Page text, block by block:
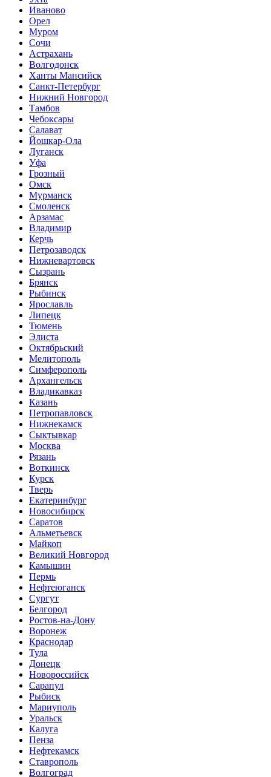
Иваново
Орел
Муром
Сочи
Астрахань
Волгодонск
Ханты Мансийск
Санкт-Петербург
Нижний Новгород
Тамбов
Чебоксары
Салават
Йошкар-Ола
Луганск
Уфа
Грозный
Омск
Мурманск
Смоленск
Арзамас
Владимир
Керчь
Петрозаводск
Нижневартовск
Сызрань
Брянск
Рыбинск
Ярославль
Липецк
Тюмень
Элиста
Октябрьский
Мелитополь
Симферополь
Архангельск
Владикавказ
Казань
Петропавловск
Нижнекамск
Сыктывкар
Москва
Рязань
Воткинск
Курск
Тверь
Екатеринбург
Новосибирск
Саратов
Альметьевск
Майкоп
Великий Новгород
Камышин
Пермь
Нефтеюганск
Сургут
Белгород
Ростов-на-Дону
Воронеж
Краснодар
Тула
Донецк
Новороссийск
Сарапул
Рыбиск
Мариуполь
Уральск
Калуга
Пенза
Нефтекамск
Ставрополь
Волгоград